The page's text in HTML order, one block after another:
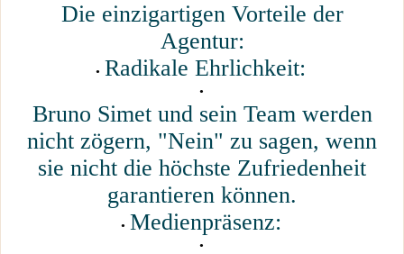
Die einzigartigen Vorteile der
Agentur:
Radikale Ehrlichkeit:
Bruno Simet und sein Team werden
nicht zögern, "Nein" zu sagen, wenn
sie nicht die höchste Zufriedenheit
garantieren können.
Medienpräsenz: